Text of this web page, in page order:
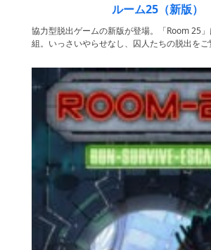
ルーム25（新版）
協力型脱出ゲームの新版が登場。「Room 25
組。いっさいやらせなし、囚人たちの脱出をご